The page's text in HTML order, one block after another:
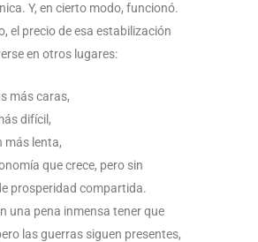
Y, en cierto modo, funcionó.
el precio de esa estabilización
en otros lugares:
más caras,
difícil,
más lenta,
que crece, pero sin
prosperidad compartida.
una pena inmensa tener que
las guerras siguen presentes,